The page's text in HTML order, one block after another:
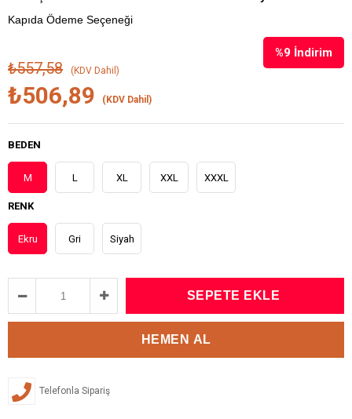
Kapıda Ödeme Seçeneği
%9 İndirim
₺557,58 (KDV Dahil)
₺506,89 (KDV Dahil)
BEDEN
M L XL XXL XXXL
RENK
Ekru Gri Siyah
Telefonla Sipariş